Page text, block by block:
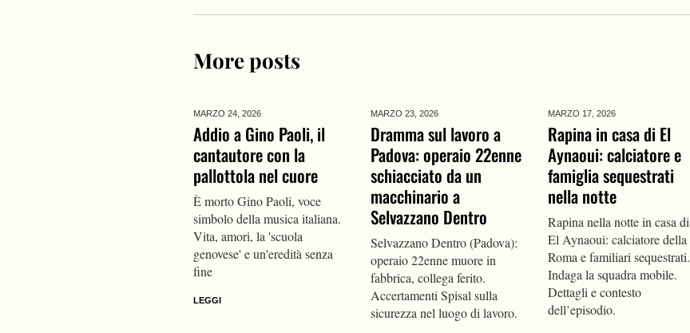
More posts
MARZO 24, 2026
Addio a Gino Paoli, il
cantautore con la
pallottola nel cuore
È morto Gino Paoli, voce
simbolo della musica italiana.
Vita, amori, la 'scuola
genovese' e un'eredità senza
fine
LEGGI
MARZO 23, 2026
Dramma sul lavoro a
Padova: operaio 22enne
schiacciato da un
macchinario a
Selvazzano Dentro
Selvazzano Dentro (Padova):
operaio 22enne muore in
fabbrica, collega ferito.
Accertamenti Spisal sulla
sicurezza nel luogo di lavoro.
MARZO 17, 2026
Rapina in casa di El
Aynaoui: calciatore e
famiglia sequestrati
nella notte
Rapina nella notte in casa di
El Aynaoui: calciatore della
Roma e familiari sequestrati.
Indaga la squadra mobile.
Dettagli e contesto
dell’episodio.